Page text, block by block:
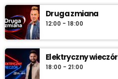
Druga zmiana
12:00 - 18:00
Elektryczny wieczór
18:00 - 21:00